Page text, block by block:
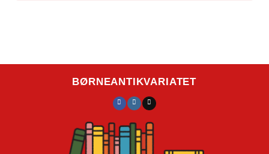
BØRNEANTIKVARIATET